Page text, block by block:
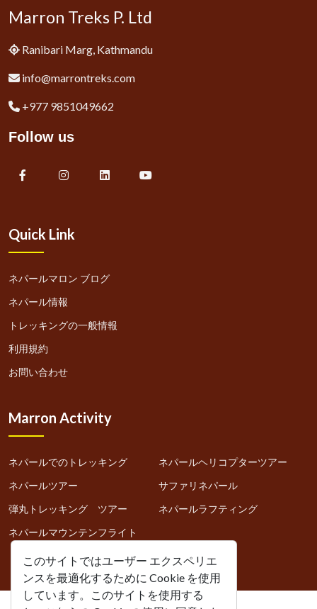
Marron Treks P. Ltd
Ranibari Marg, Kathmandu
info@marrontreks.com
+977 9851049662
Follow us
Quick Link
ネパールマロン ブログ
ネパール情報
トレッキングの一般情報
利用規約
お問い合わせ
Marron Activity
ネパールでのトレッキング
ネパールヘリコプターツアー
ネパールツアー
サファリネパール
弾丸トレッキング ツアー
ネパールラフティング
ネパールマウンテンフライト
このサイトではユーザー エクスペリエ
ンスを最適化するために Cookie を使用
しています。このサイトを使用する